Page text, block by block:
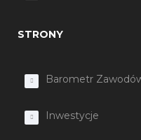
STRONY
Barometr
Inwestycje